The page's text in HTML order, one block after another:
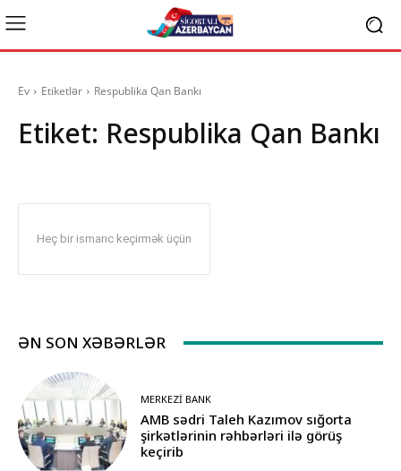
Ev Etiketlər Respublika Qan Bankı
Etiket: Respublika Qan Bankı
Heç bir ismarıc keçirmək üçün
ƏN SON XƏBƏRLƏR
MERKEZI BANK
AMB sədri Taleh Kazımov sığorta
şirkətlərinin rəhbərləri ilə görüş
keçirib